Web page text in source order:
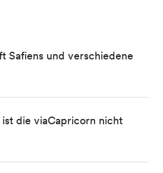
Safiens und verschiedene
die viaCapricorn nicht